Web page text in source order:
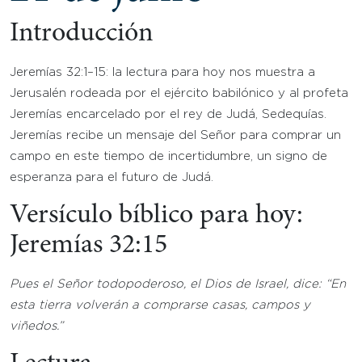
Introducción
Jeremías 32:1–15: la lectura para hoy nos muestra a
Jerusalén rodeada por el ejército babilónico y al profeta
Jeremías encarcelado por el rey de Judá, Sedequías.
Jeremías recibe un mensaje del Señor para comprar un
campo en este tiempo de incertidumbre, un signo de
esperanza para el futuro de Judá.
Versículo bíblico para hoy:
Jeremías 32:15
Pues el Señor todopoderoso, el Dios de Israel, dice: “En
esta tierra volverán a comprarse casas, campos y
viñedos.”